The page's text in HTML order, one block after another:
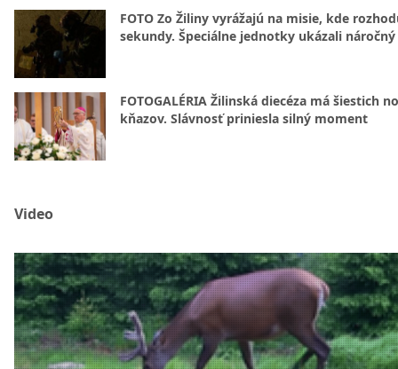
FOTO Zo Žiliny vyrážajú na misie, kde
sekundy. Špeciálne jednotky ukázali
FOTOGALÉRIA Žilinská diecéza má šiestich
kňazov. Slávnosť priniesla silný moment
Video